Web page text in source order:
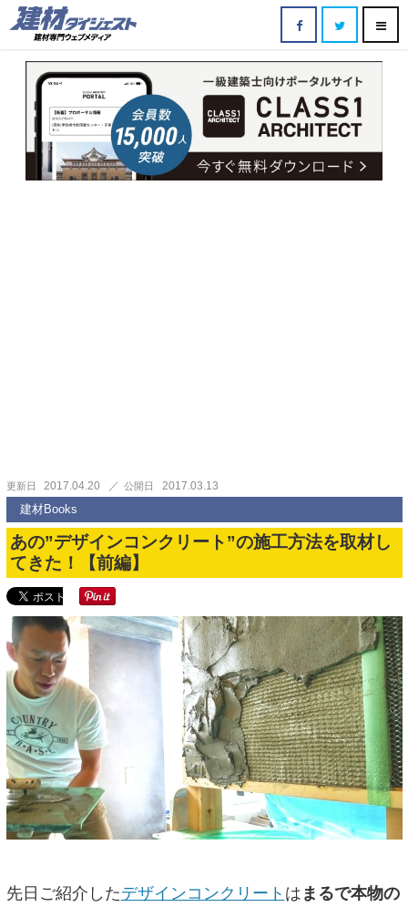
更新日 2017.04.20 公開日 2017.03.13
建材Books
あの”デザインコンクリート”の施工方法を取材し
てきた！【前編】
先日ご紹介したデザインコンクリート は まるで本物の